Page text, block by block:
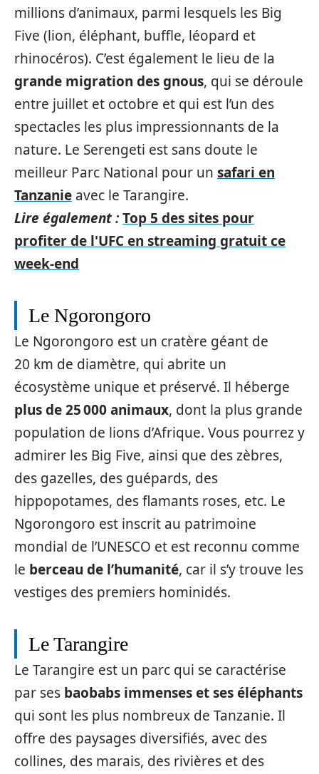
millions d’animaux, parmi lesquels les Big
Five (lion, éléphant, buffle, léopard et
rhinocéros). C’est également le lieu de la
grande migration des gnous, qui se déroule
entre juillet et octobre et qui est l’un des
spectacles les plus impressionnants de la
nature. Le Serengeti est sans doute le
meilleur Parc National pour un safari en
Tanzanie avec le Tarangire.
Lire également :Top 5 des sites pour
profiter de l'UFC en streaming gratuit ce
week-end
Le Ngorongoro
Le Ngorongoro est un cratère géant de
20 km de diamètre, qui abrite un
écosystème unique et préservé. Il héberge
plus de 25 000 animaux, dont la plus grande
population de lions d’Afrique. Vous pourrez y
admirer les Big Five, ainsi que des zèbres,
des gazelles, des guépards, des
hippopotames, des flamants roses, etc. Le
Ngorongoro est inscrit au patrimoine
mondial de l’UNESCO et est reconnu comme
le berceau de l’humanité, car il s’y trouve les
vestiges des premiers hominidés.
Le Tarangire
Le Tarangire est un parc qui se caractérise
par ses baobabs immenses et ses éléphants
qui sont les plus nombreux de Tanzanie. Il
offre des paysages diversifiés, avec des
collines, des marais, des rivières et des